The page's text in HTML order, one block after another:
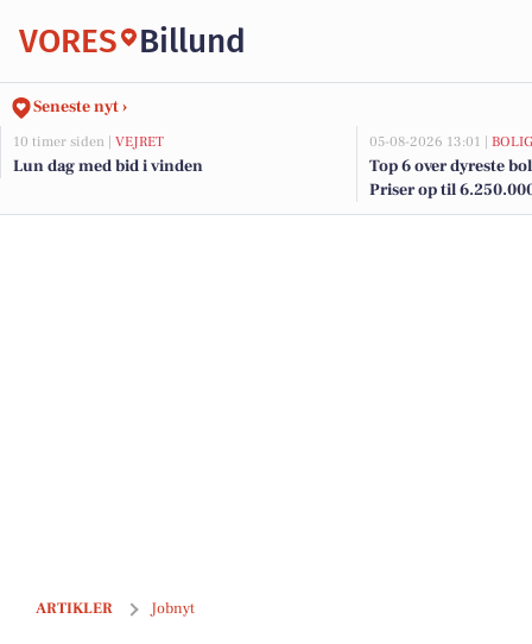
VORES Billund
Seneste nyt ›
10 timer siden | VEJRET
Lun dag med bid i vinden
05-08-2026 13:01 |
Top 6 over dyreste
Priser op til
ARTIKLER Jobnyt
Lagermedarbejder